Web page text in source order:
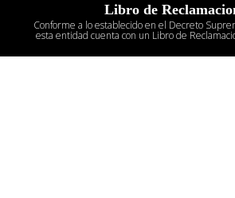
Libro de
Conforme a lo establecido en el Decreto
esta entidad cuenta con un Libro de